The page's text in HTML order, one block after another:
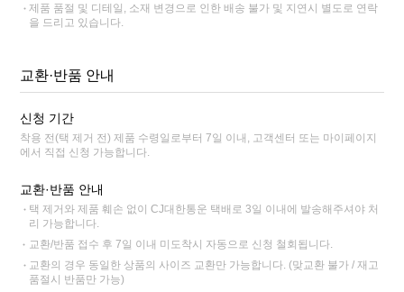
제품 품절 및 디테일, 소재 변경으로 인한 배송 불가 및 지연시 별도로 연락
을 드리고 있습니다.
교환·반품 안내
신청 기간
착용 전(택 제거 전) 제품 수령일로부터 7일 이내, 고객센터 또는 마이페이지
에서 직접 신청 가능합니다.
교환·반품 안내
택 제거와 제품 훼손 없이 CJ대한통운 택배로 3일 이내에 발송해주셔야 처
리 가능합니다.
교환/반품 접수 후 7일 이내 미도착시 자동으로 신청 철회됩니다.
교환의 경우 동일한 상품의 사이즈 교환만 가능합니다. (맞교환 불가 / 재고
품절시 반품만 가능)